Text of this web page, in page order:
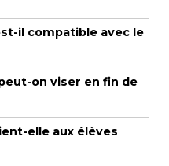
il compatible avec le
on viser en fin de
elle aux élèves